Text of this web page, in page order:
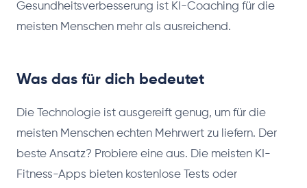
Gesundheitsverbesserung ist KI-Coaching für die
meisten Menschen mehr als ausreichend.
Was das für dich bedeutet
Die Technologie ist ausgereift genug, um für die
meisten Menschen echten Mehrwert zu liefern. Der
beste Ansatz? Probiere eine aus. Die meisten KI-
Fitness-Apps bieten kostenlose Tests oder